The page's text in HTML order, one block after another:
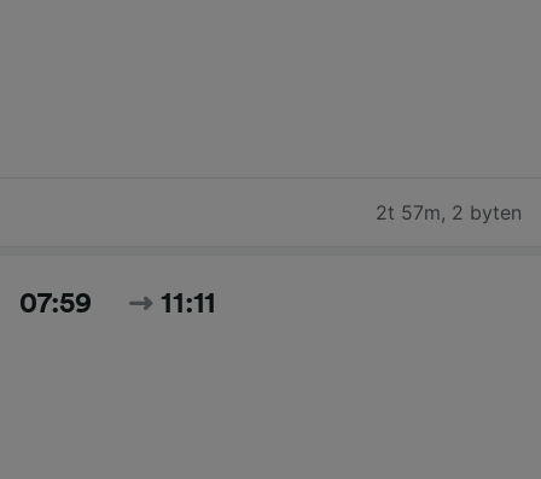
2t 57m, 2 byten
07:59 11:11